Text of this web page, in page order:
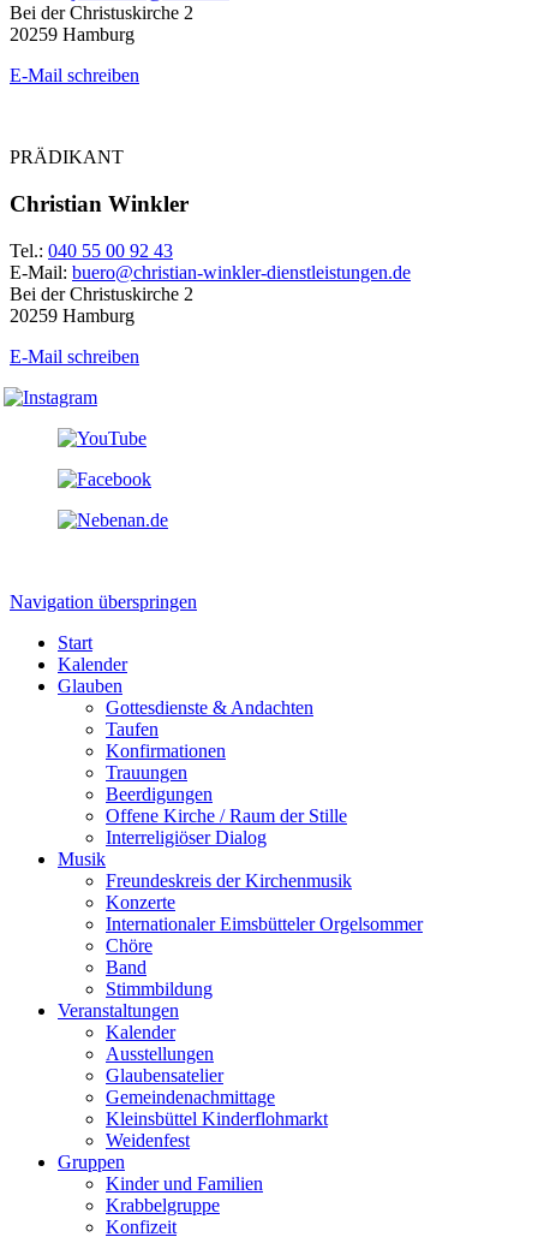
Bei der Christuskirche 2
20259 Hamburg
E-Mail schreiben
PRÄDIKANT
Christian Winkler
Tel.: 040 55 00 92 43
E-Mail: buero@christian-winkler-dienstleistungen.de
Bei der Christuskirche 2
20259 Hamburg
E-Mail schreiben
Navigation überspringen
Start
Kalender
Glauben
Gottesdienste & Andachten
Taufen
Konfirmationen
Trauungen
Beerdigungen
Offene Kirche / Raum der Stille
Interreligiöser Dialog
Musik
Freundeskreis der Kirchenmusik
Konzerte
Internationaler Eimsbütteler Orgelsommer
Chöre
Band
Stimmbildung
Veranstaltungen
Kalender
Ausstellungen
Glaubensatelier
Gemeindenachmittage
Kleinsbüttel Kinder­flohmarkt
Weidenfest
Gruppen
Kinder und Familien
Krabbelgruppe
Konfizeit